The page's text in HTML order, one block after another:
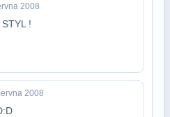
2008
!
2008